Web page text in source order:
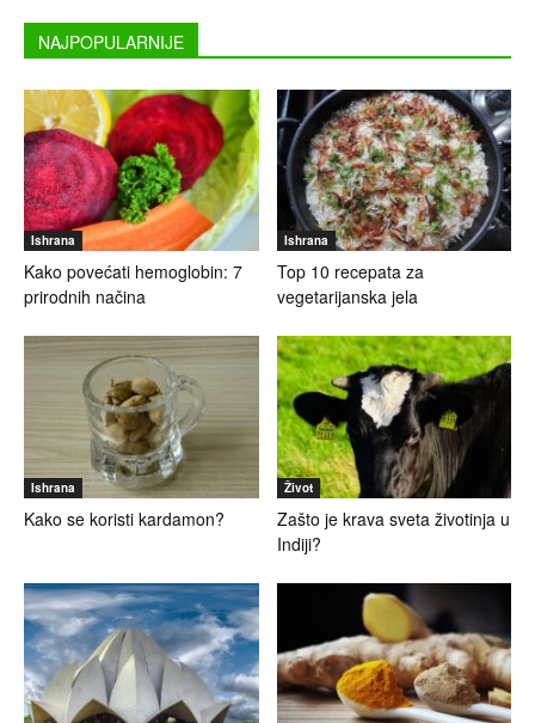
NAJPOPULARNIJE
Ishrana
Kako povećati hemoglobin: 7
prirodnih načina
Ishrana
Top 10 recepata za
vegetarijanska jela
Ishrana
Kako se koristi kardamon?
Život
Zašto je krava sveta životinja u
Indiji?